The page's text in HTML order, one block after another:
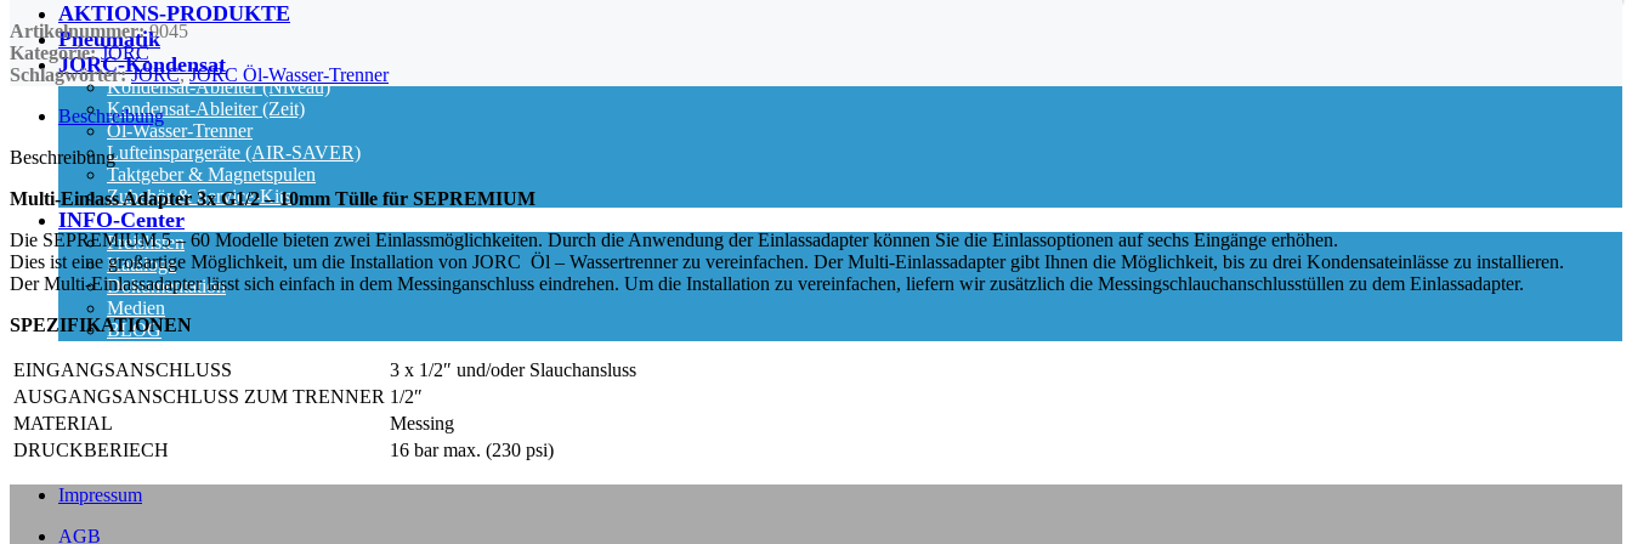
AKTIONS-PRODUKTE
Pneumatik
JORC-Kondensat
Kondensat-Ableiter (Niveau)
Kondensat-Ableiter (Zeit)
Öl-Wasser-Trenner
Lufteinspargeräte (AIR-SAVER)
Taktgeber & Magnetspulen
Zubehör & Service-Kits
INFO-Center
Preislisten
Kataloge
Dokumentation
Medien
BLOG
Artikelnummer:9045
Kategorie: JORC
Schlagwörter: JORC, JORC Öl-Wasser-Trenner
Beschreibung
Beschreibung
Multi-Einlass Adapter 3x G1/2 – 10mm Tülle für SEPREMIUM
Die SEPREMIUM 5 – 60 Modelle bieten zwei Einlassmöglichkeiten. Durch die Anwendung der Einlassadapter können Sie die Einlassoptionen auf sechs Eingänge erhöhen.
Dies ist eine großartige Möglichkeit, um die Installation von JORC Öl – Wassertrenner zu vereinfachen. Der Multi-Einlassadapter gibt Ihnen die Möglichkeit, bis zu drei Kondensateinlässe zu installieren.
Der Multi-Einlassadapter lässt sich einfach in dem Messinganschluss eindrehen. Um die Installation zu vereinfachen, liefern wir zusätzlich die Messingschlauchanschlusstüllen zu dem Einlassadapter.
SPEZIFIKATIONEN
EINGANGSANSCHLUSS
3 x 1/2″ und/oder Slauchansluss
AUSGANGSANSCHLUSS ZUM TRENNER 1/2″
MATERIAL
Messing
DRUCKBERIECH
16 bar max. (230 psi)
Impressum
AGB